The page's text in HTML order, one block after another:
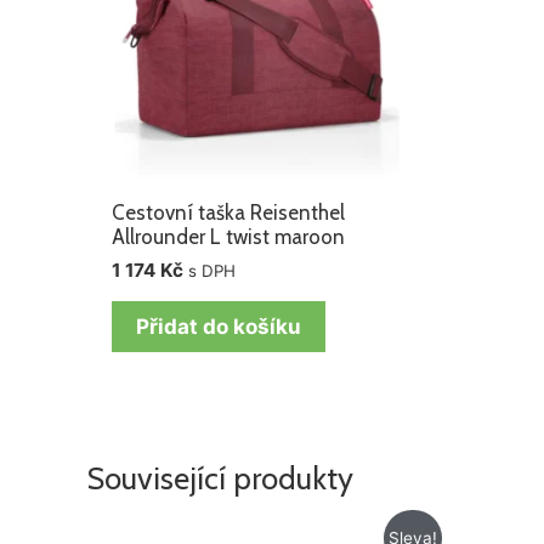
Cestovní taška Reisenthel
Allrounder L twist maroon
1 174 Kč s DPH
Přidat do košíku
Související produkty
Sleva!